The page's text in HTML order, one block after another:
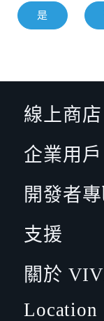
是
線上商店
企業用戶
開發者專
支援
關於
Location